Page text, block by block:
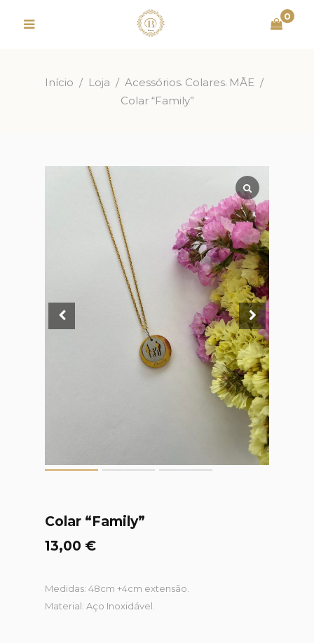
0
Início / Loja / Acessórios Colares MÃE /
Colar “Family”
Colar “Family”
13,00 €
Medidas: 48cm +4cm extensão.
Material: Aço Inoxidável.